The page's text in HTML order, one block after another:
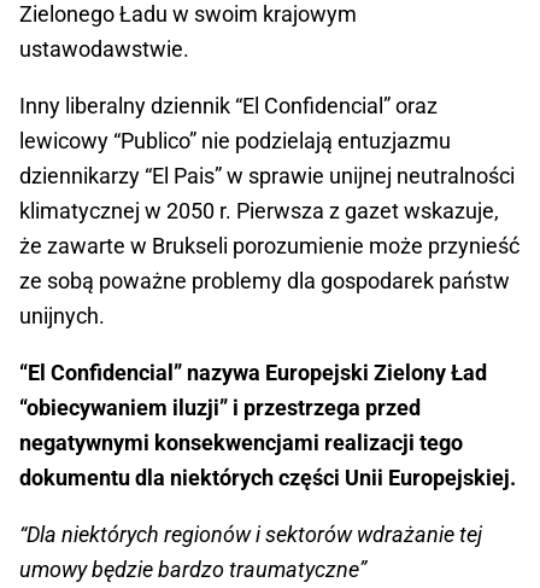
Zielonego Ładu w swoim krajowym
ustawodawstwie.
Inny liberalny dziennik “El Confidencial” oraz
lewicowy “Publico” nie podzielają entuzjazmu
dziennikarzy “El Pais” w sprawie unijnej neutralności
klimatycznej w 2050 r. Pierwsza z gazet wskazuje,
że zawarte w Brukseli porozumienie może przynieść
ze sobą poważne problemy dla gospodarek państw
unijnych.
“El Confidencial” nazywa Europejski Zielony Ład
“obiecywaniem iluzji” i przestrzega przed
negatywnymi konsekwencjami realizacji tego
dokumentu dla niektórych części Unii Europejskiej.
“Dla niektórych regionów i sektorów wdrażanie tej
umowy będzie bardzo traumatyczne”